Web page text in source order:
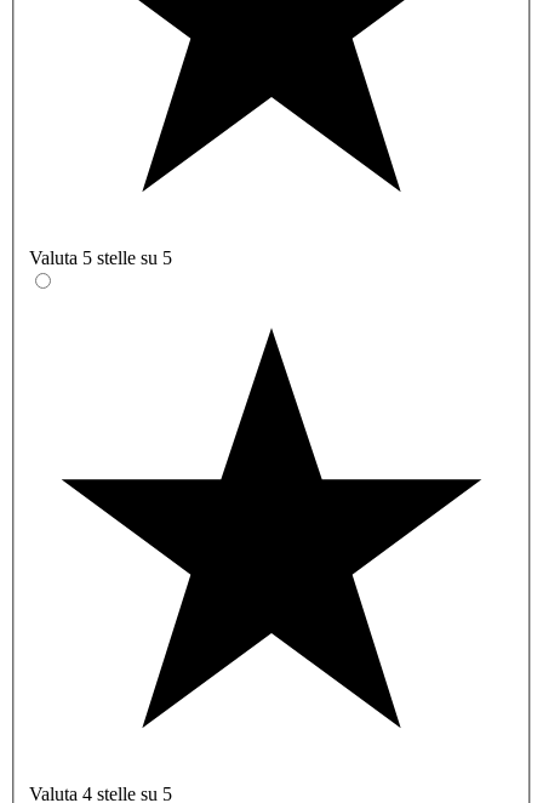
Valuta 5 stelle su 5
Valuta 4 stelle su 5